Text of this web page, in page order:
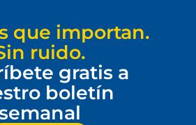
que importan.
ruido.
gratis a
boletín